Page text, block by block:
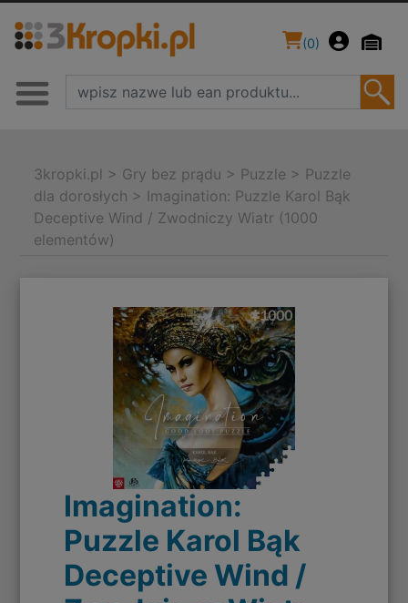
(0)
3kropki.pl > Gry bez prądu > Puzzle > Puzzle
dla dorosłych > Imagination: Puzzle Karol Bąk
Deceptive Wind / Zwodniczy Wiatr (1000
elementów)
Imagination:
Puzzle Karol Bąk
Deceptive Wind /